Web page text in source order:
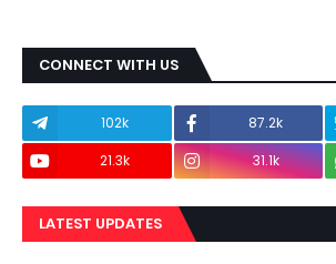
CONNECT WITH US
102k 87.2k
21.3k
31.1k
LATEST UPDATES